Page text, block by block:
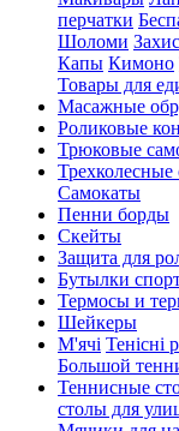
перчатки
Шоломи
Капы Кимоно
Товары для
Масажные
Роликовые
Трюковые
Трехколесные
Cамокаты
Пенни борды
Скейты
Защита для
Бутылки
Термосы и
Шейкеры
М'ячі Тенісні
Большой
Теннисные
столы для